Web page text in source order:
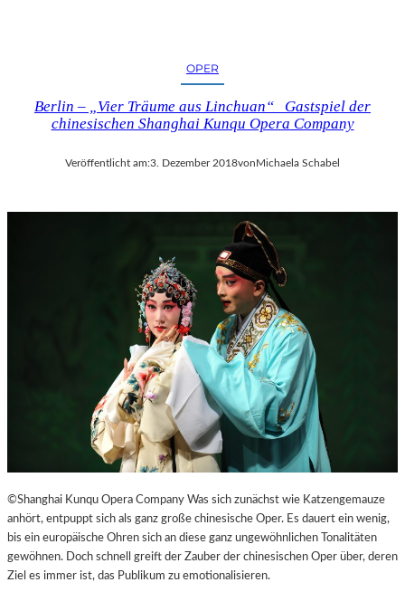
OPER
Berlin – „Vier Träume aus Linchuan“ Gastspiel der
chinesischen Shanghai Kunqu Opera Company
Veröffentlicht am:3. Dezember 2018von Michaela Schabel
©Shanghai Kunqu Opera Company Was sich zunächst wie Katzengemauze
anhört, entpuppt sich als ganz große chinesische Oper. Es dauert ein wenig,
bis ein europäische Ohren sich an diese ganz ungewöhnlichen Tonalitäten
gewöhnen. Doch schnell greift der Zauber der chinesischen Oper über, deren
Ziel es immer ist, das Publikum zu emotionalisieren.